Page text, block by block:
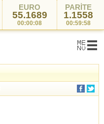
EURO
55.1689
00:00:08
PARİTE
1.1558
00:59:58